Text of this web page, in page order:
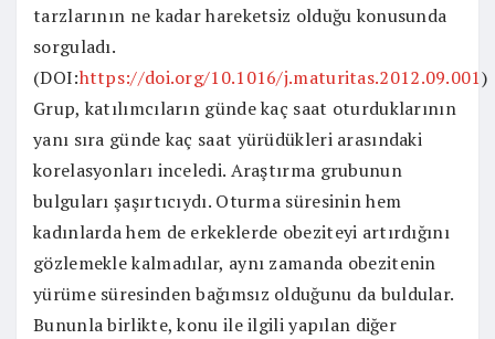
tarzlarının ne kadar hareketsiz olduğu konusunda
sorguladı.
(DOI:https://doi.org/10.1016/j.maturitas.2012.09.001)
Grup, katılımcıların günde kaç saat oturduklarının
yanı sıra günde kaç saat yürüdükleri arasındaki
korelasyonları inceledi. Araştırma grubunun
bulguları şaşırtıcıydı. Oturma süresinin hem
kadınlarda hem de erkeklerde obeziteyi artırdığını
gözlemekle kalmadılar, aynı zamanda obezitenin
yürüme süresinden bağımsız olduğunu da buldular.
Bununla birlikte, konu ile ilgili yapılan diğer